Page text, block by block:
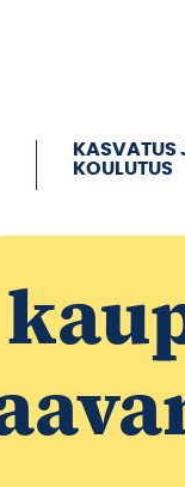
KASVATUS
KOULUTUS